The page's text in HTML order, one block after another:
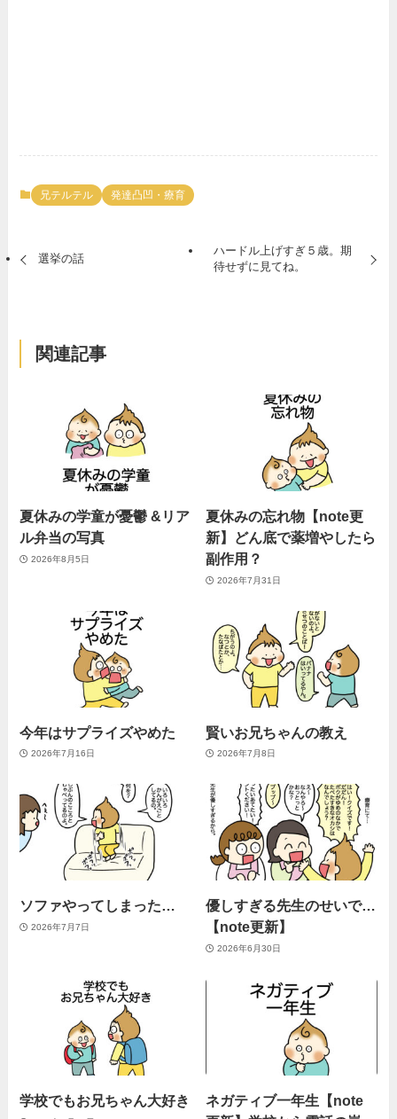
兄テルテル 発達凸凹・療育
選挙の話
ハードル上げすぎ５歳。期
待せずに見てね。
関連記事
夏休みの学童が憂鬱 &リア
ル弁当の写真
2026年8月5日
夏休みの忘れ物【note更
新】どん底で薬増やしたら
副作用？
2026年7月31日
今年はサプライズやめた
2026年7月16日
賢いお兄ちゃんの教え
2026年7月8日
ソファやってしまった…
2026年7月7日
優しすぎる先生のせいで…
【note更新】
2026年6月30日
学校でもお兄ちゃん大好き
ネガティブ一年生【note